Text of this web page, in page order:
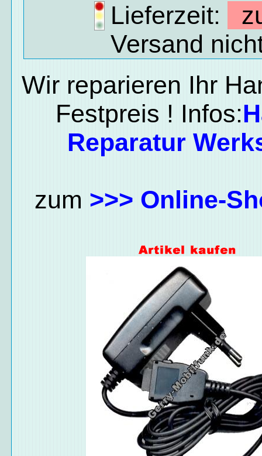
Lieferzeit:
Versand
Wir reparieren Ihr
Festpreis ! Infos:
Reparatur
zum >>> Online-